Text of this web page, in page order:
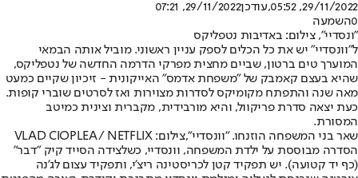
29/11/2022, 05:52
,עודכן29/11/2022, 07:21
0השמעה
"ונסדיי", צילום: באדיבות נטפליקס
ל"וונסדיי" יש את כל הכלים לספק עניין ראשוני. מוביל אותה הבמאי
המוערך טים ברטון, שביים מחצית מפרקי הדרמה החדשה של נטפליקס,
שהיא בעצם קאמבק של "משפחת אדמס" האייקונית - זיכיון שקיים כמעט
מאה שנה והתפתח מקומיקס לסדרות מצוירות ואז לסרטים שוברי קופות.
כעת יצאה סדרת פריקוול, והיא מורבידית, מקברית וצינית כמיטב
המסורת.
שאר בני המשפחה הוזנחו. "וונסדיי",צילום: VLAD CIOPLEA/ NETFLIX
הסדרה מבוססת על ילדת המשפחה, וונסדיי, כשלצידה הסייד קיק "דבר"
(כף יד קטועה). יש תפקיד קטן לכריסטינה ריצ'י, ותפקיד עצום לג'נה